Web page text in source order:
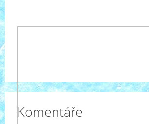
Komentáře